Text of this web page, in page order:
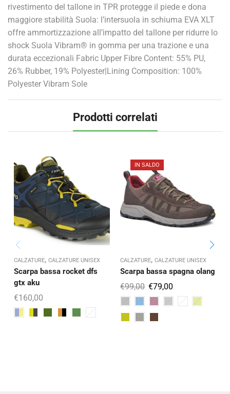
rivestimento del tallone in TPR protegge il piede e dona
maggiore stabilità Suola: l’intersuola in schiuma EVA XLT
offre ammortizzazione all’impatto del tallone per ridurre lo
shock Suola Vibram® in gomma per una trazione e una
durata eccezionali Fabric Upper Fibre Content: 55% PU,
26% Rubber, 19% Polyester|Lining Composition: 100%
Polyester Vibram Sole
Prodotti correlati
CALZATURE, CALZATURE UNISEX
Scarpa bassa rocket dfs
gtx aku
€160,00
IN SALDO
CALZATURE, CALZATURE UNISEX
Scarpa bassa spagna olang
€99,00 €79,00